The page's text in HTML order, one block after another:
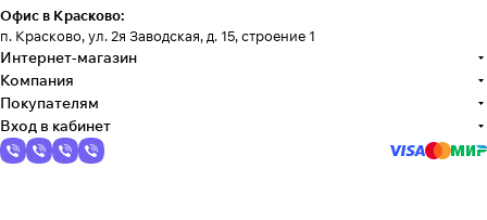
Офис в Красково:
п. Красково, ул. 2я Заводская, д. 15, строение 1
Интернет-магазин
Компания
Покупателям
Вход в кабинет